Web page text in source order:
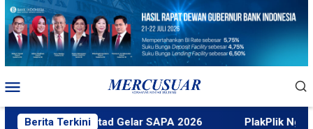
Loncat
konten
Mobile
Berita Terkini
Faktek Untad Gelar SAPA 2026 PlakPlik Ngataku